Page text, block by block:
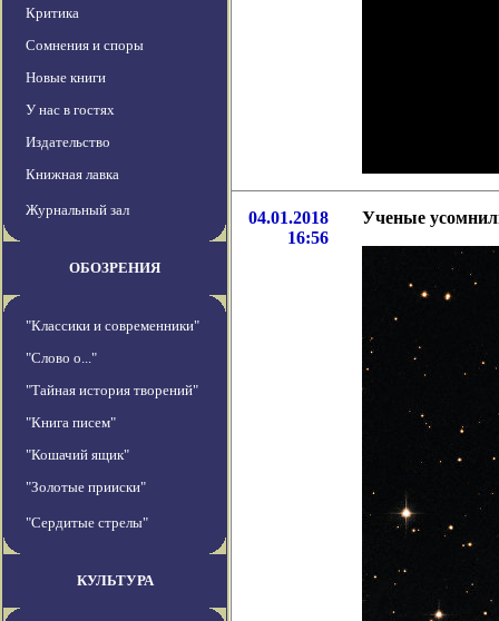
Критика
Сомнения и споры
Новые книги
У нас в гостях
Издательство
Книжная лавка
Журнальный зал
ОБОЗРЕНИЯ
"Классики и современники"
"Слово о..."
"Тайная история творений"
"Книга писем"
"Кошачий ящик"
"Золотые прииски"
"Сердитые стрелы"
КУЛЬТУРА
04.01.2018
16:56
Ученые